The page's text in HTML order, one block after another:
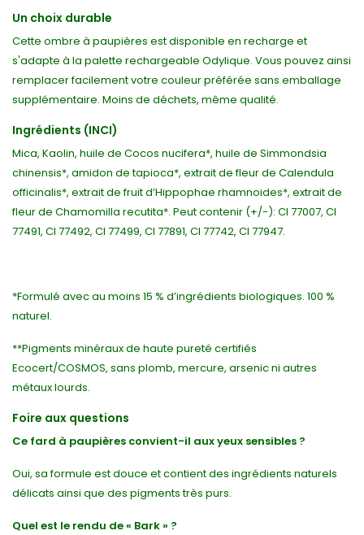
Un choix durable
Cette ombre à paupières est disponible en recharge et
s'adapte à la palette rechargeable Odylique. Vous pouvez ainsi
remplacer facilement votre couleur préférée sans emballage
supplémentaire. Moins de déchets, même qualité.
Ingrédients (INCI)
Mica, Kaolin, huile de Cocos nucifera*, huile de Simmondsia
chinensis*, amidon de tapioca*, extrait de fleur de Calendula
officinalis*, extrait de fruit d’Hippophae rhamnoides*, extrait de
fleur de Chamomilla recutita*. Peut contenir (+/-): CI 77007, CI
77491, CI 77492, CI 77499, CI 77891, CI 77742, CI 77947.
*Formulé avec au moins 15 % d’ingrédients biologiques. 100 %
naturel.
**Pigments minéraux de haute pureté certifiés
Ecocert/COSMOS, sans plomb, mercure, arsenic ni autres
métaux lourds.
Foire aux questions
Ce fard à paupières convient-il aux yeux sensibles ?
Oui, sa formule est douce et contient des ingrédients naturels
délicats ainsi que des pigments très purs.
Quel est le rendu de « Bark » ?